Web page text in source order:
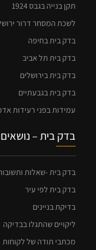
תקן בנייה בגבס 1924
לשכת המסחר דרור ירושלים
בדק בית בחיפה
בדק בית תל אביב
בדק בית בירושלים
בדק בית בגבעתיים
עמידות בפני רעידות אדמה
בדק בית – נושאים
בדק בית -שאלות ותשובות
בדק בית לפי עיר
בדיקת בניינים
ליקויים שהתגלו בבדיקה
מכתבי תודה של לקוחות